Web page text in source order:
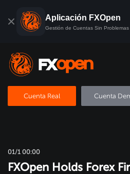
Aplicación FXOpen
Gestión de Cuentas Sin Problemas
Cuenta Real Cuenta
01/1 00:00
FXOpen Holds Forex